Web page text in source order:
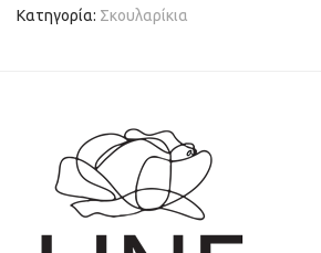
Κατηγορία: Σκουλαρίκια